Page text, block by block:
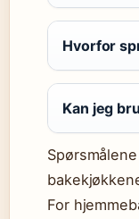
Hvorfor
Kan jeg
For